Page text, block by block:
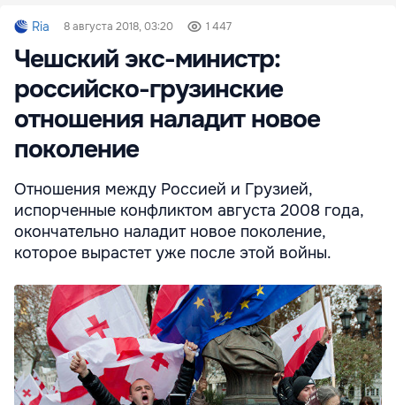
Ria 8 августа 2018, 03:20 1 447
Чешский экс-министр:
российско-грузинские
отношения наладит новое
поколение
Отношения между Россией и Грузией,
испорченные конфликтом августа 2008 года,
окончательно наладит новое поколение,
которое вырастет уже после этой войны.